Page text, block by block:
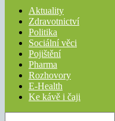
Aktuality
Zdravotnictví
Politika
Sociální věci
Pojištění
Pharma
Rozhovory
E-Health
Ke kávě i čaji